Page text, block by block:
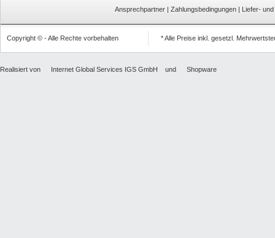
Ansprechpartner | Zahlungsbedingungen | Liefer-
Copyright © - Alle Rechte vorbehalten * Alle Preise inkl. gesetzl.
Realisiert von Internet Global Services IGS GmbH und Shopware